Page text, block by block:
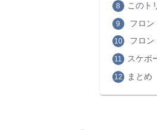
このト
フロン
フロ
スケボ
まとめ